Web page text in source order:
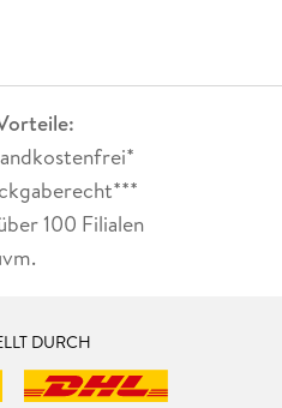
100 Filialen
DURCH